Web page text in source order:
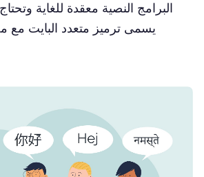
البرامج النصية معقدة للغاية
يسمى ترميز متعدد البايت مع